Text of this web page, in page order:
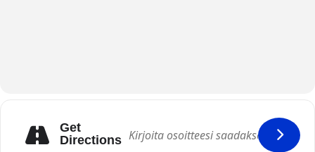
Get
Directions